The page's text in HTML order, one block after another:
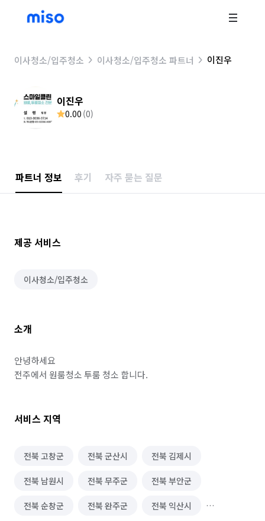
이사청소/입주청소 이사청소/입주청소 파트너 이진우
이진우
0.00 (0)
파트너 정보 후기 자주 묻는 질문
제공 서비스
이사청소/입주청소
소개
안녕하세요
전주에서 원룸청소 투룸 청소 합니다.
서비스 지역
전북 고창군 전북 군산시 전북 김제시
전북 남원시 전북 무주군 전북 부안군
전북 순창군 전북 완주군 전북 익산시